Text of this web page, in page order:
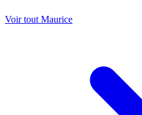
Voir tout Maurice